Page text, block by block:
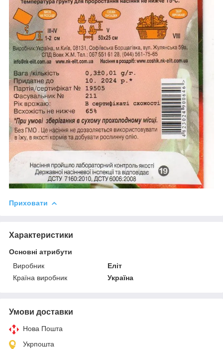
Приховати
Характеристики
Основні атрибути
Виробник
Еліт
Країна виробник
Україна
Умови доставки
Нова Пошта
Укрпошта